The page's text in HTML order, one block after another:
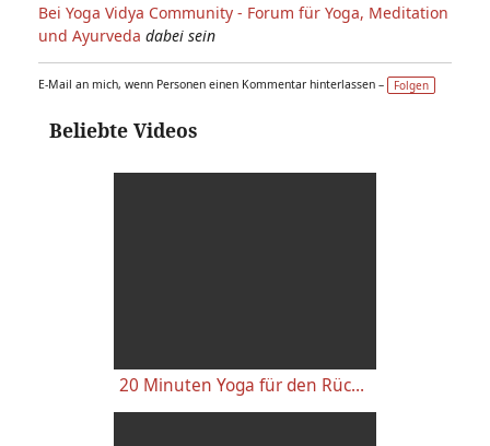
Bei Yoga Vidya Community - Forum für Yoga, Meditation
und Ayurveda dabei sein
E-Mail an mich, wenn Personen einen Kommentar hinterlassen – Folgen
Beliebte Videos
20 Minuten Yoga für den Rücken - Anfänger-Level